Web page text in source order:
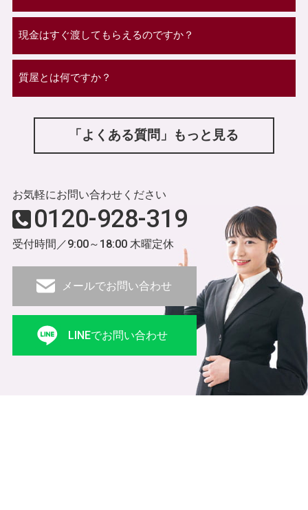
現金はすぐ渡してもらえるのですか？
質屋とは何ですか？
「よくある質問」もっと見る
お気軽にお問い合わせください
0120-928-319
受付時間／9:00～18:00 木曜定休
メールでお問い合わせ
LINEでお問い合わせ